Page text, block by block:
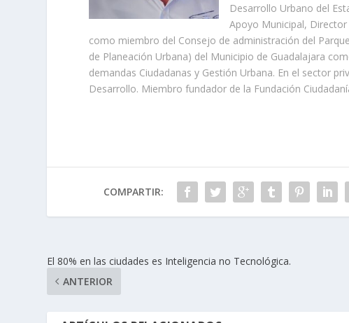
Desarrollo Urbano del
Apoyo Municipal,
como miembro del Consejo de administración del
de Planeación Urbana) del Municipio de Guadalajara
demandas Ciudadanas y Gestión Urbana. En el sector
Desarrollo. Miembro fundador de la Fundación
COMPARTIR:
El 80% en las ciudades es Inteligencia no Tecnológica.
ANTERIOR